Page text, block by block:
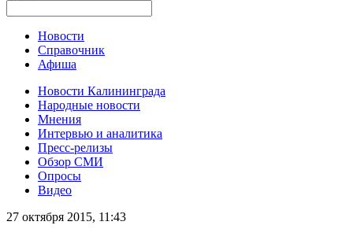
Новости
Справочник
Афиша
Новости Калининграда
Народные новости
Мнения
Интервью и аналитика
Пресс-релизы
Обзор СМИ
Опросы
Видео
27 октября 2015, 11:43